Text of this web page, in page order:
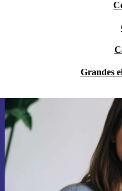
Grandes
Subscreve
primeira
Não percas